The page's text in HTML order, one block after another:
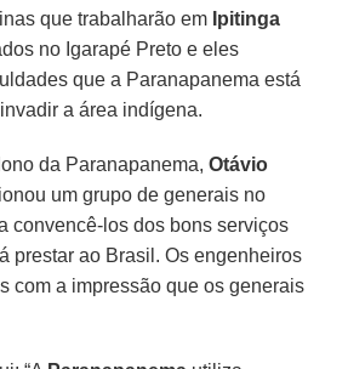
que trabalharão em Ipitinga
no Igarapé Preto e eles
que a Paranapanema está
a área indígena.
da Paranapanema,Otávio
um grupo de generais no
convencê-los dos bons serviços
prestar ao Brasil. Os engenheiros
com a impressão que os generais